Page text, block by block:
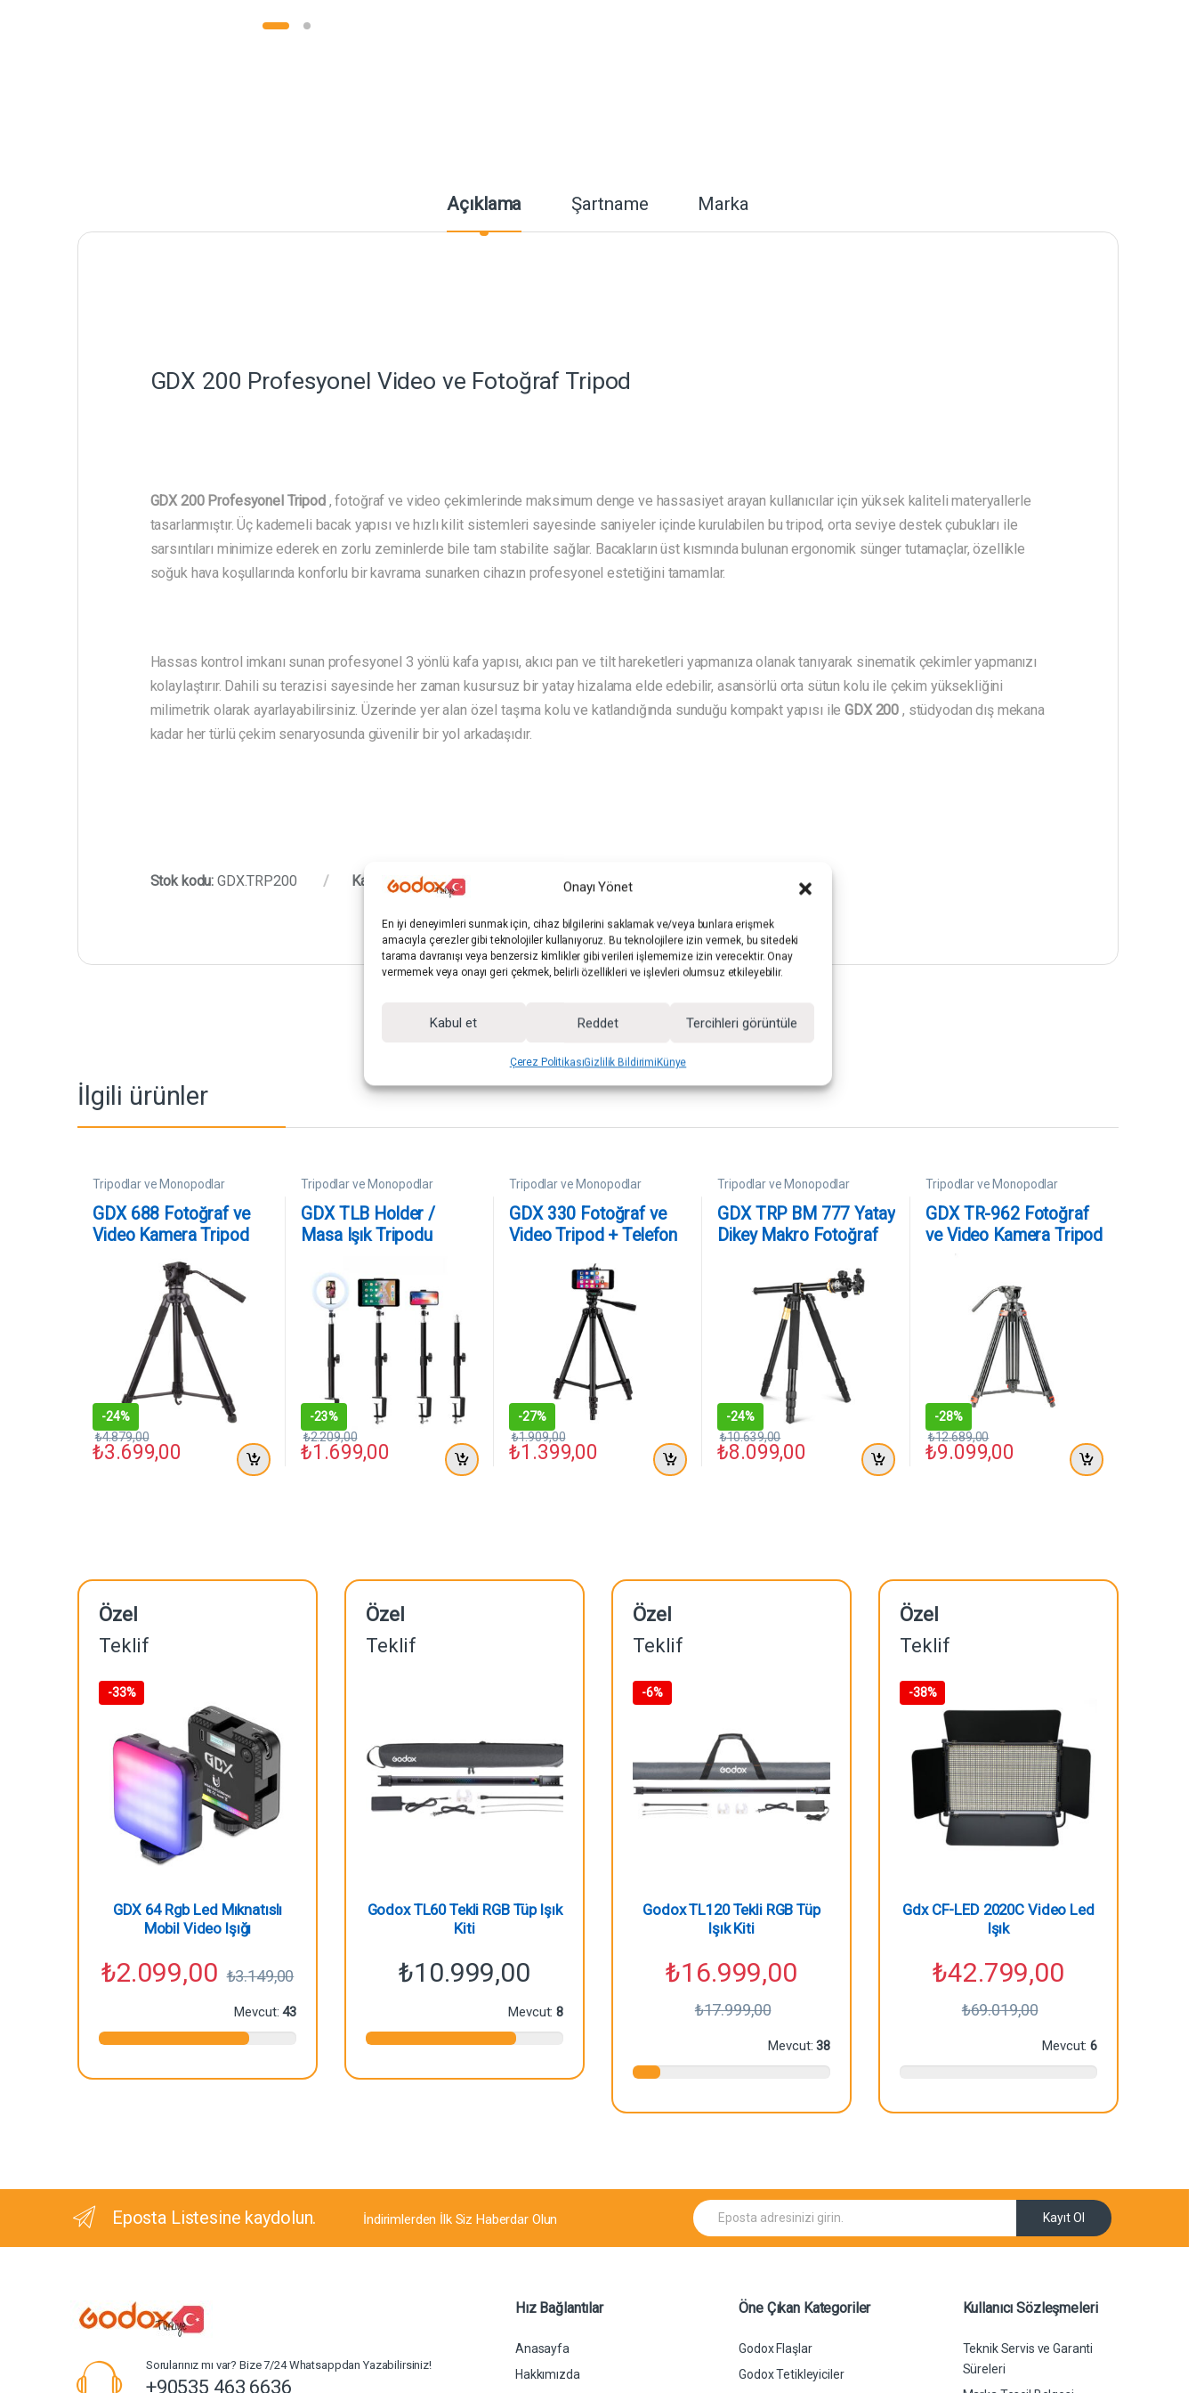
Onayı Yönet
En iyi deneyimleri sunmak için, cihaz bilgilerini saklamak ve/veya bunlara erişmek
amacıyla çerezler gibi teknolojiler kullanıyoruz. Bu teknolojilere izin vermek, bu sitedeki
tarama davranışı veya benzersiz kimlikler gibi verileri işlememize izin verecektir. Onay
vermemek veya onayı geri çekmek, belirli özellikleri ve işlevleri olumsuz etkileyebilir.
Kabul et Reddet Tercihleri görüntüle
Çerez PolitikasıGizlilik BildirimiKünye
Açıklama Şartname Marka
GDX 200 Profesyonel Video ve Fotoğraf Tripod
GDX 200 Profesyonel Tripod , fotoğraf ve video çekimlerinde maksimum denge ve hassasiyet arayan kullanıcılar için yüksek kaliteli materyallerle
tasarlanmıştır. Üç kademeli bacak yapısı ve hızlı kilit sistemleri sayesinde saniyeler içinde kurulabilen bu tripod, orta seviye destek çubukları ile
sarsıntıları minimize ederek en zorlu zeminlerde bile tam stabilite sağlar. Bacakların üst kısmında bulunan ergonomik sünger tutamaçlar, özellikle
soğuk hava koşullarında konforlu bir kavrama sunarken cihazın profesyonel estetiğini tamamlar.
Hassas kontrol imkanı sunan profesyonel 3 yönlü kafa yapısı, akıcı pan ve tilt hareketleri yapmanıza olanak tanıyarak sinematik çekimler yapmanızı
kolaylaştırır. Dahili su terazisi sayesinde her zaman kusursuz bir yatay hizalama elde edebilir, asansörlü orta sütun kolu ile çekim yüksekliğini
milimetrik olarak ayarlayabilirsiniz. Üzerinde yer alan özel taşıma kolu ve katlandığında sunduğu kompakt yapısı ileGDX 200, stüdyodan dış mekana
kadar her türlü çekim senaryosunda güvenilir bir yol arkadaşıdır.
Stok kodu: GDX.TRP200 Kategoriler:Tripodlar ve Monopodlar Marka:
İlgili ürünler
Tripodlar ve Monopodlar
GDX 688 Fotoğraf ve
Video Kamera Tripod
-24%
₺3.699,00
₺4.879,00
Tripodlar ve Monopodlar
GDX TLB Holder /
Masa Işık Tripodu
-23%
₺1.699,00
₺2.209,00
Tripodlar ve Monopodlar
GDX 330 Fotoğraf ve
Video Tripod + Telefon
-27%
₺1.399,00
₺1.909,00
Tripodlar ve Monopodlar
GDX TRP BM 777 Yatay
Dikey Makro Fotoğraf
Kamera Tripod
-24%
₺8.099,00
₺10.639,00
Tripodlar ve Monopodlar
GDX TR-962 Fotoğraf
ve Video Kamera Tripod
-28%
₺9.099,00
₺12.689,00
Özel
Teklif
-33%
GDX 64 Rgb Led Mıknatıslı
Mobil Video Işığı
₺2.099,00 ₺3.149,00
Mevcut:43
Özel
Teklif
Godox TL60 Tekli RGB Tüp Işık
Kiti
₺10.999,00
Mevcut:8
Özel
Teklif
-6%
Godox TL120 Tekli RGB Tüp
Işık Kiti
₺16.999,00
₺17.999,00
Mevcut:38
Özel
Teklif
-38%
Gdx CF-LED 2020C Video Led
Işık
₺42.799,00
₺69.019,00
Mevcut:6
Eposta Listesine kaydolun. İndirimlerden İlk Siz Haberdar Olun
E
p
Kayıt Ol
Sorularınız mı var? Bize 7/24 Whatsappdan Yazabilirsiniz!
+90535 463 6636
Hız Bağlantılar
Anasayfa
Hakkımızda
Öne Çıkan Kategoriler
Godox Flaşlar
Godox Tetikleyiciler
Kullanıcı Sözleşmeleri
Teknik Servis ve Garanti
Süreleri